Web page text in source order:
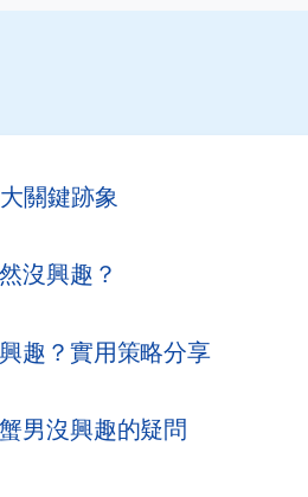
關鍵跡象
沒興趣？
趣？實用策略分享
男沒興趣的疑問